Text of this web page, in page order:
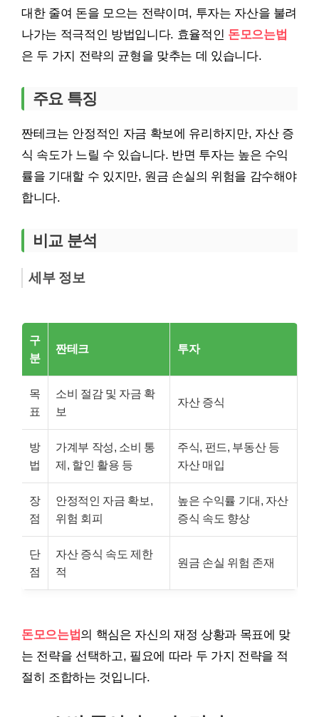
대한 줄여 돈을 모으는 전략이며, 투자는 자산을 불려
나가는 적극적인 방법입니다. 효율적인 돈모으는법
은 두 가지 전략의 균형을 맞추는 데 있습니다.
주요 특징
짠테크는 안정적인 자금 확보에 유리하지만, 자산 증
식 속도가 느릴 수 있습니다. 반면 투자는 높은 수익
률을 기대할 수 있지만, 원금 손실의 위험을 감수해야
합니다.
비교 분석
세부 정보
구
분
짠테크 투자
목
표
소비 절감 및 자금 확
보
자산 증식
방
법
가계부 작성, 소비 통
제, 할인 활용 등
주식, 펀드, 부동산 등
자산 매입
장
점
안정적인 자금 확보,
위험 회피
높은 수익률 기대, 자산
증식 속도 향상
단
점
자산 증식 속도 제한
적
원금 손실 위험 존재
돈모으는법 의 핵심은 자신의 재정 상황과 목표에 맞
는 전략을 선택하고, 필요에 따라 두 가지 전략을 적
절히 조합하는 것입니다.